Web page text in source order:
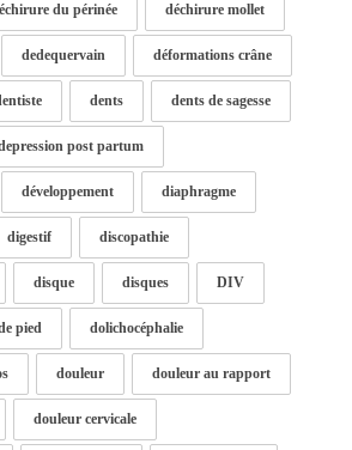
du périnée déchirure mollet
dedequervain déformations crâne
dents dents de sagesse
post partum
développement diaphragme
digestif discopathie
disque disques DIV
pied dolichocéphalie
douleur douleur au rapport
douleur cervicale